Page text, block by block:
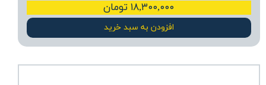
۱۸,۳۰۰,۰۰۰ تومان
افزودن به سبد خرید